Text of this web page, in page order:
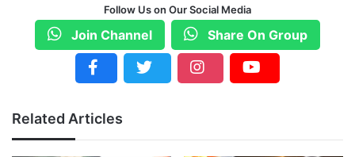
दिलाकर सामने लाया जाए, ताकि वे बिना डर के अपनी बात
रख सकें। वहीं गोरेगांव ड्रग्स केस को लेकर उन्होंने इसे
युवाओं के भविष्य से जुड़ा बड़ा खतरा बताया और पूरे नेटवर्क
Follow Us on Our Social Media
Join Channel Share On Group
Related Articles